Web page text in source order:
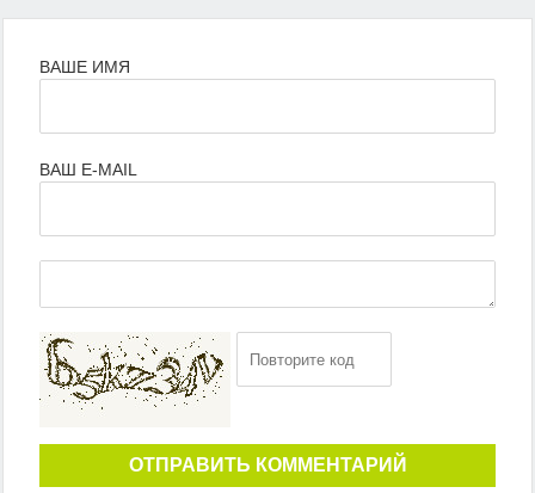
ВАШЕ ИМЯ
ВАШ E-MAIL
ОТПРАВИТЬ КОММЕНТАРИЙ